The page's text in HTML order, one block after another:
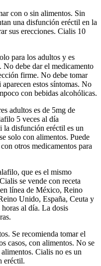
con o sin alimentos. Sin
una disfunción eréctil en la
sus erecciones. Cialis 10
para los adultos y es
No debe dar el medicamento
firme. No debe tomar
estos síntomas. No
con bebidas alcohólicas.
adultos es de 5mg de
5 veces al día
la disfunción eréctil es un
solo con alimentos. Puede
otros medicamentos para
que es el mismo
se vende con receta
línea de México, Reino
Unido, España, Ceuta y
al día. La dosis
Se recomienda tomar el
casos, con alimentos. No se
Cialis no es un
eréctil.